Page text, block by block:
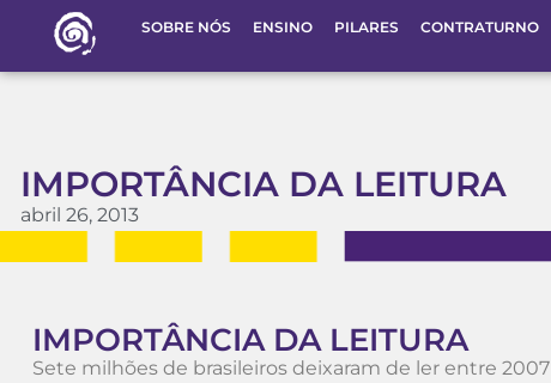
SOBRE NÓS ENSINO PILARES CONTRATURNO
IMPORTÂNCIA DA LEITURA
abril 26, 2013
IMPORTÂNCIA DA LEITURA
Sete milhões de brasileiros deixaram de ler entre